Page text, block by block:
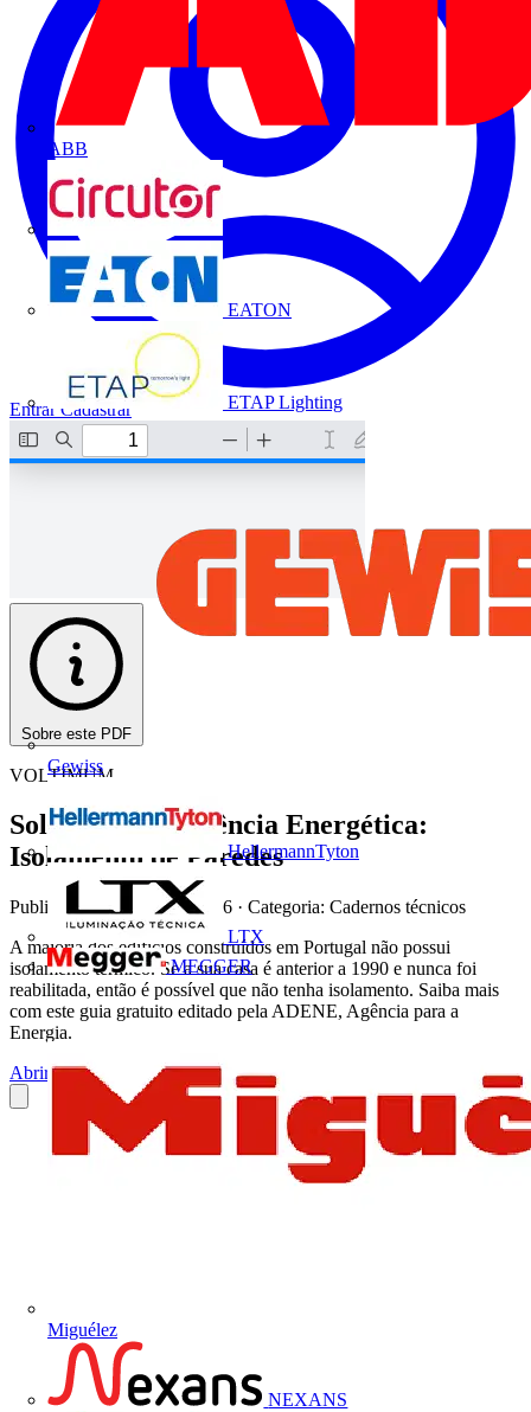
ABB
CIRCUTOR
EATON
ETAP Lighting
Gewiss
HellermannTyton
LTX
MEGGER
Miguélez
NEXANS
Entrar Cadastrar
Sobre este PDF
VOLTIMUM
Soluções de Eficiência Energética:
Isolamento de Paredes
Publicado: 5 de maio de 2016 · Categoria: Cadernos técnicos
A maioria dos edifícios construídos em Portugal não possui
isolamento térmico. Se a sua casa é anterior a 1990 e nunca foi
reabilitada, então é possível que não tenha isolamento. Saiba mais
com este guia gratuito editado pela ADENE, Agência para a
Energia.
Abrir o PDF